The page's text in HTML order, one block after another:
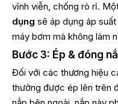
vĩnh viễn, chống rò rỉ.
dụng sẽ áp dụng áp
máy bơm mà không làm
Bước 3: Ép & đóng
Đối với các thương hiệu
thường được ép lên trên